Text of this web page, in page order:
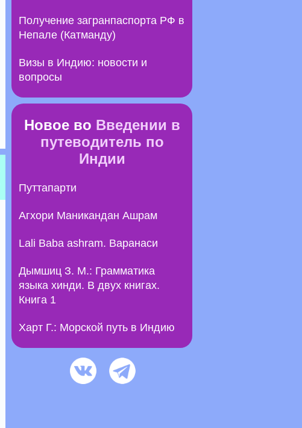
Получение загранпаспорта РФ в
Непале (Катманду)
Визы в Индию: новости и
вопросы
Новое во Введении в
путеводитель по
Индии
Путтапарти
Агхори Маникандан Ашрам
Lali Baba ashram. Варанаси
Дымшиц З. М.: Грамматика
языка хинди. В двух книгах.
Книга 1
Харт Г.: Морской путь в Индию